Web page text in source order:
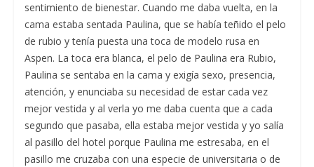
sentimiento de bienestar. Cuando me daba vuelta, en la
cama estaba sentada Paulina, que se había teñido el pelo
de rubio y tenía puesta una toca de modelo rusa en
Aspen. La toca era blanca, el pelo de Paulina era Rubio,
Paulina se sentaba en la cama y exigía sexo, presencia,
atención, y enunciaba su necesidad de estar cada vez
mejor vestida y al verla yo me daba cuenta que a cada
segundo que pasaba, ella estaba mejor vestida y yo salía
al pasillo del hotel porque Paulina me estresaba, en el
pasillo me cruzaba con una especie de universitaria o de